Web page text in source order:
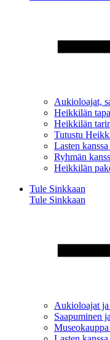
Aukioloajat,
Heikkilän
Heikkilän
Tutustu
Lasten
Ryhmän
Heikkilän
Tule Sinkkaan
Tule Sinkkaan
Aukioloajat
Saapuminen